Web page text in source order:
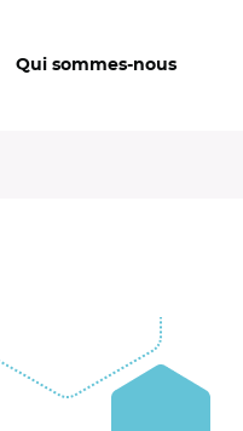
Qui sommes-nous